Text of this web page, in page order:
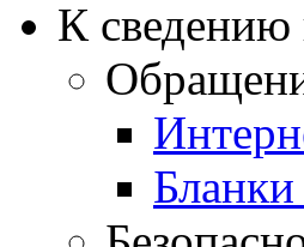
К сведению